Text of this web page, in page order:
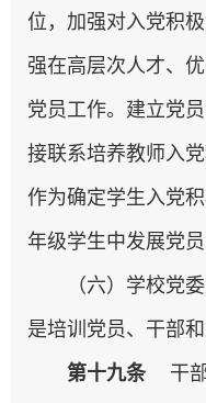
位，加强对入党积
强在高层次人才、
党员工作。建立党
接联系培养教师入
作为确定学生入党
年级学生中发展党员
（六）学校党
是培训党员、干部和
第十九条 干